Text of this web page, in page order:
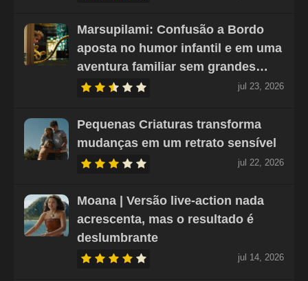
Marsupilami: Confusão a Bordo
aposta no humor infantil e em uma
aventura familiar sem grandes…
jul 23, 2026
Pequenas Criaturas transforma
mudanças em um retrato sensível
jul 22, 2026
Moana | Versão live-action nada
acrescenta, mas o resultado é
deslumbrante
jul 14, 2026